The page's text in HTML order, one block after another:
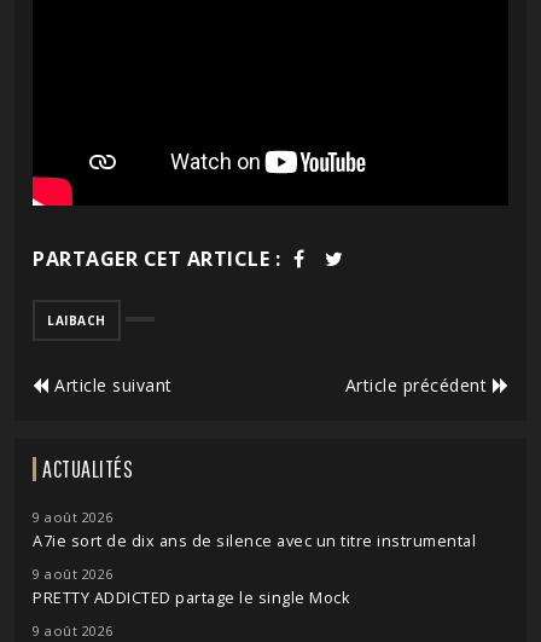
PARTAGER CET ARTICLE :
LAIBACH
Article suivant Article précédent
ACTUALITÉS
9 août 2026
A7ie sort de dix ans de silence avec un titre instrumental
9 août 2026
PRETTY ADDICTED partage le single Mock
9 août 2026